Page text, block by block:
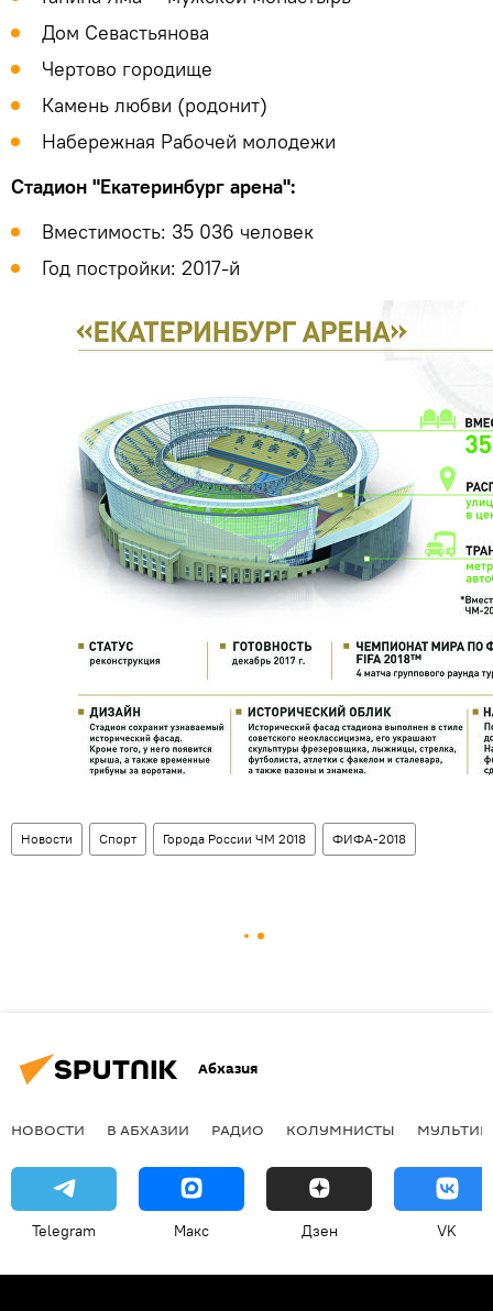
Дом Севастьянова
Чертово городище
Камень любви (родонит)
Набережная Рабочей молодежи
Стадион "Екатеринбург арена":
Вместимость: 35 036 человек
Год постройки: 2017-й
Новости Спорт Города России ЧМ 2018 ФИФА-2018
Абхазия
НОВОСТИ В АБХАЗИИ РАДИО КОЛУМНИСТЫ
Telegram Макс Дзен VK